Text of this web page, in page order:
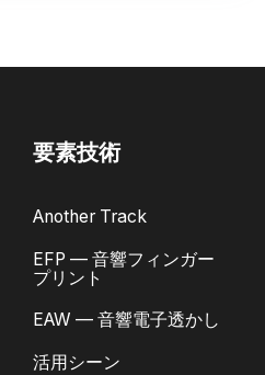
要素技術
Another Track
EFP — 音響フィンガー
プリント
EAW — 音響電子透かし
活用シーン